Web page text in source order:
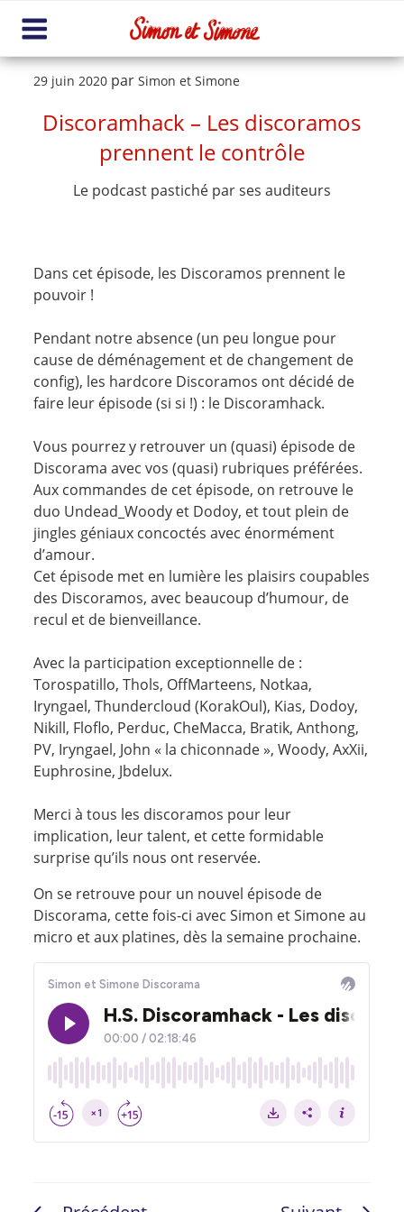
contenu
principal
Me
nuPublié
29 juin 2020 parSimon et Simone
Discoramhack – Les discoramos
prennent le contrôle
Le podcast pastiché par ses auditeurs
Dans cet épisode, les Discoramos prennent le
pouvoir !
Pendant notre absence (un peu longue pour
cause de déménagement et de changement de
config), les hardcore Discoramos ont décidé de
faire leur épisode (si si !) : le Discoramhack.
Vous pourrez y retrouver un (quasi) épisode de
Discorama avec vos (quasi) rubriques préférées.
Aux commandes de cet épisode, on retrouve le
duo Undead_Woody et Dodoy, et tout plein de
jingles géniaux concoctés avec énormément
d’amour.
Cet épisode met en lumière les plaisirs coupables
des Discoramos, avec beaucoup d’humour, de
recul et de bienveillance.
Avec la participation exceptionnelle de :
Torospatillo, Thols, OffMarteens, Notkaa,
Iryngael, Thundercloud (KorakOul), Kias, Dodoy,
Nikill, Floflo, Perduc, CheMacca, Bratik, Anthong,
PV, Iryngael, John « la chiconnade », Woody, AxXii,
Euphrosine, Jbdelux.
Merci à tous les discoramos pour leur
implication, leur talent, et cette formidable
surprise qu’ils nous ont reservée.
On se retrouve pour un nouvel épisode de
Discorama, cette fois-ci avec Simon et Simone au
micro et aux platines, dès la semaine prochaine.